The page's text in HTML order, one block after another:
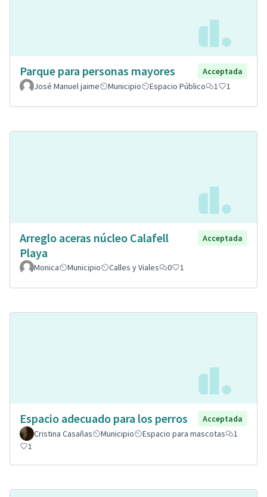
Parque para personas mayores
Acceptada
José Manuel jaime
Municipio Espacio Público 1 1
Arreglo aceras núcleo Calafell
Playa
Acceptada
Monica Municipio Calles y Viales 0 1
Espacio adecuado para los perros
Acceptada
Cristina Casañas
Municipio Espacio para mascotas
1
1